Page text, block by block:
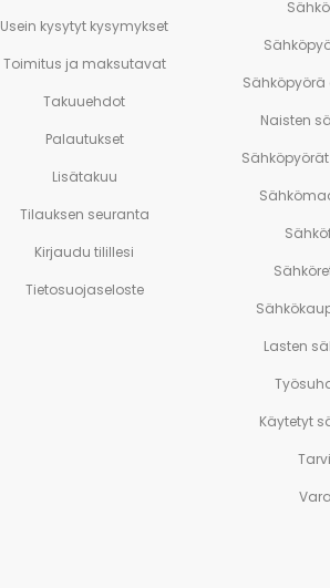
Usein kysytyt kysymykset
Toimitus ja maksutavat
Takuuehdot
Palautukset
Lisätakuu
Tilauksen seuranta
Kirjaudu tilillesi
Tietosuojaseloste
Naisten
Lasten
Käytetyt